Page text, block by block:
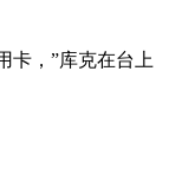
卡，”库克在台上